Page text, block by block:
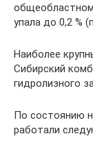
упала до 0,2 %
Наиболее
Сибирский
гидролизного
По состоянию
работали